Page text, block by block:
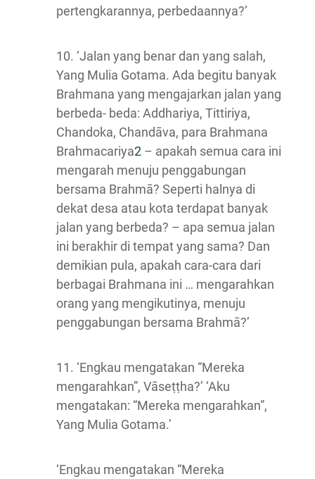
pertengkarannya, perbedaannya?’
10. ‘Jalan yang benar dan yang salah,
Yang Mulia Gotama. Ada begitu banyak
Brahmana yang mengajarkan jalan yang
berbeda- beda: Addhariya, Tittiriya,
Chandoka, Chandāva, para Brahmana
Brahmacariya2 – apakah semua cara ini
mengarah menuju penggabungan
bersama Brahmā? Seperti halnya di
dekat desa atau kota terdapat banyak
jalan yang berbeda? – apa semua jalan
ini berakhir di tempat yang sama? Dan
demikian pula, apakah cara-cara dari
berbagai Brahmana ini … mengarahkan
orang yang mengikutinya, menuju
penggabungan bersama Brahmā?’
11. ‘Engkau mengatakan “Mereka
mengarahkan”, Vāseṭṭha?’ ‘Aku
mengatakan: “Mereka mengarahkan”,
Yang Mulia Gotama.’
‘Engkau mengatakan “Mereka